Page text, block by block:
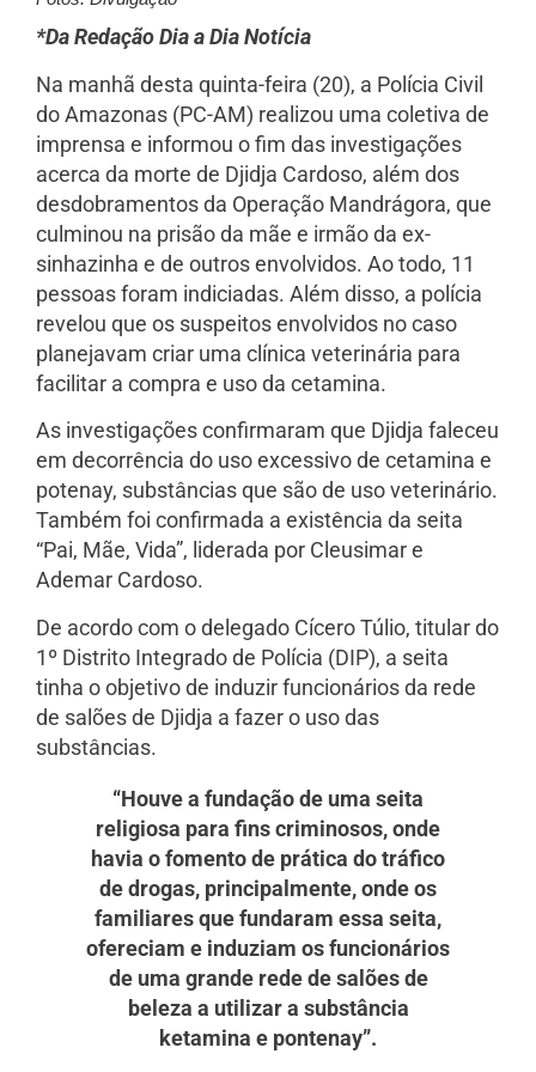
*Da Redação Dia a Dia Notícia
Na manhã desta quinta-feira (20), a Polícia Civil
do Amazonas (PC-AM) realizou uma coletiva de
imprensa e informou o fim das investigações
acerca da morte de Djidja Cardoso, além dos
desdobramentos da Operação Mandrágora, que
culminou na prisão da mãe e irmão da ex-
sinhazinha e de outros envolvidos. Ao todo, 11
pessoas foram indiciadas. Além disso, a polícia
revelou que os suspeitos envolvidos no caso
planejavam criar uma clínica veterinária para
facilitar a compra e uso da cetamina.
As investigações confirmaram que Djidja faleceu
em decorrência do uso excessivo de cetamina e
potenay, substâncias que são de uso veterinário.
Também foi confirmada a existência da seita
“Pai, Mãe, Vida”, liderada por Cleusimar e
Ademar Cardoso.
De acordo com o delegado Cícero Túlio, titular do
1º Distrito Integrado de Polícia (DIP), a seita
tinha o objetivo de induzir funcionários da rede
de salões de Djidja a fazer o uso das
substâncias.
“Houve a fundação de uma seita
religiosa para fins criminosos, onde
havia o fomento de prática do tráfico
de drogas, principalmente, onde os
familiares que fundaram essa seita,
ofereciam e induziam os funcionários
de uma grande rede de salões de
beleza a utilizar a substância
ketamina e pontenay”.